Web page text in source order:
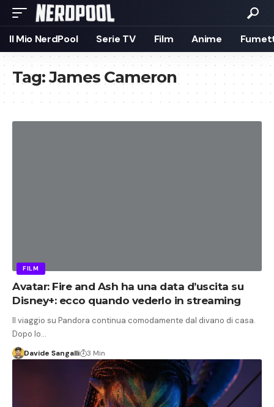
Il Mio NerdPool Serie TV Film Anime
Tag:James Cameron
FILM
Avatar: Fire and Ash ha una data d’uscita su
Disney+: ecco quando vederlo in streaming
Il viaggio su Pandora continua comodamente dal divano di casa.
Dopo lo…
Davide Sangalli 3 Min